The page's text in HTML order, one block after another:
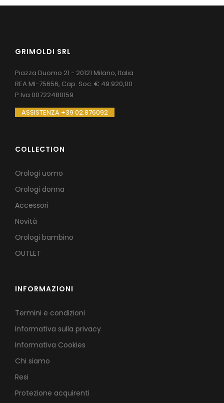
GRIMOLDI SRL
Piazza Duomo 21 - 20121 Milano, Italia
REA MI-75656, Cap. Soc. € 49.920,00
P.Iva 00722480159
ASSISTENZA +39 02.876092
COLLECTION
Orologi uomo
Orologi donna
Accessori
Novità
Orologi bambino
OUTLET
INFORMAZIONI
Termini e condizioni
Informativa sulla privacy
Informativa Cookies
Chi siamo
Resi
Protezione acquirenti